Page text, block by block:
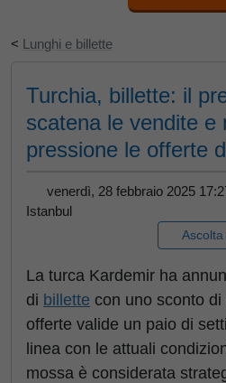
< Lunghi e billette
Turchia, billette: il
scatena le vendite e
pressione le offerte
venerdì, 28 febbraio 2025
Istanbul
Ascolta
La turca Kardemir ha
di billette con uno sconto
offerte valide un paio di
linea con le attuali
mossa è considerata